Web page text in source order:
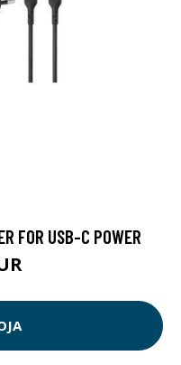
FOR USB-C POWER